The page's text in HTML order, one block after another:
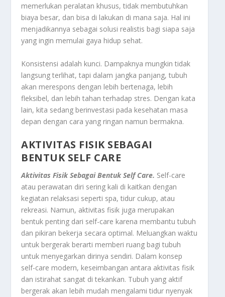
memerlukan peralatan khusus, tidak membutuhkan
biaya besar, dan bisa di lakukan di mana saja. Hal ini
menjadikannya sebagai solusi realistis bagi siapa saja
yang ingin memulai gaya hidup sehat.
Konsistensi adalah kunci. Dampaknya mungkin tidak
langsung terlihat, tapi dalam jangka panjang, tubuh
akan merespons dengan lebih bertenaga, lebih
fleksibel, dan lebih tahan terhadap stres. Dengan kata
lain, kita sedang berinvestasi pada kesehatan masa
depan dengan cara yang ringan namun bermakna.
AKTIVITAS FISIK SEBAGAI
BENTUK SELF CARE
Aktivitas Fisik Sebagai Bentuk Self Care. Self-care
atau perawatan diri sering kali di kaitkan dengan
kegiatan relaksasi seperti spa, tidur cukup, atau
rekreasi. Namun, aktivitas fisik juga merupakan
bentuk penting dari self-care karena membantu tubuh
dan pikiran bekerja secara optimal. Meluangkan waktu
untuk bergerak berarti memberi ruang bagi tubuh
untuk menyegarkan dirinya sendiri. Dalam konsep
self-care modern, keseimbangan antara aktivitas fisik
dan istirahat sangat di tekankan. Tubuh yang aktif
bergerak akan lebih mudah mengalami tidur nyenyak